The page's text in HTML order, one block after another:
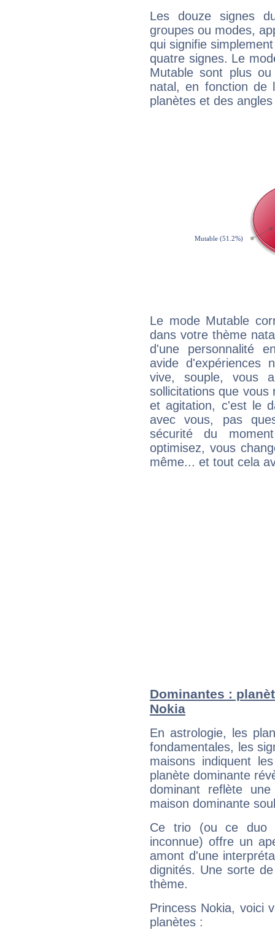
Les douze signes
groupes ou modes,
qui signifie
quatre signes. Le
Mutable sont plus
natal, en fonction de
planètes et des
Le mode Mutable
dans votre thème
d'une personnalité
avide d'expériences
vive, souple, vous
sollicitations que vous
et agitation, c'est le
avec vous, pas
sécurité du
optimisez, vous
même... et tout cela
Dominantes :
Nokia
En astrologie, les
fondamentales, les
maisons indiquent
planète dominante
dominant reflète
maison dominante
Ce trio (ou ce duo
inconnue) offre un
amont d'une
dignités. Une sorte
thème.
Princess Nokia, voici
planètes :